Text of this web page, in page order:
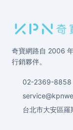
奇寶網路自 2006
行銷夥伴。
02-2369-8858
台北市大安區